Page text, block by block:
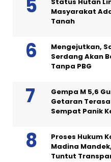
Status Hutan
Masyarakat
Tanah
Mengejutkan,
Serdang Akan
Tanpa PBG
Gempa M 5,6
Getaran
Sempat Panik
Proses Hukum
Madina Mandek,
Tuntut